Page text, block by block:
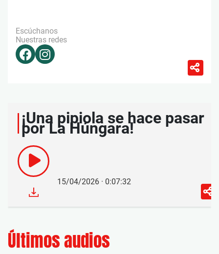
Escúchanos
Nuestras redes
¡Una pipiola se hace pasar
por La Húngara!
15/04/2026 · 0:07:32
Últimos audios